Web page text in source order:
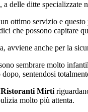
delle ditte specializzate
ottimo servizio e
che possono capitare
avviene anche per la
sembrare molto
sentendosi
Ristoranti Mirti
molto più attenta.